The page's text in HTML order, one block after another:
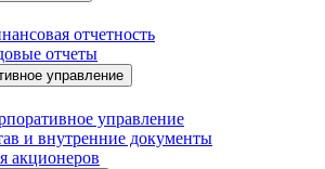
отчетность
отчеты
управление
управление
и внутренние документы
акционеров